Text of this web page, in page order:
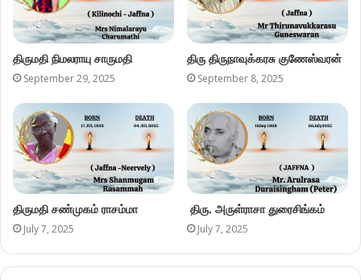
திருமதி நிமலராயு சாருமதி
September 29, 2025
திரு திருநாவுக்கரசு குணேஸ்வரன்
September 8, 2025
திருமதி சண்முகம் ராசம்மா
July 7, 2025
திரு. அருள்ராசா துரைசிங்கம்
July 7, 2025